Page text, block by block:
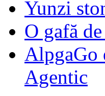
Yunzi
O gafă
AlpgaGo
Agentic